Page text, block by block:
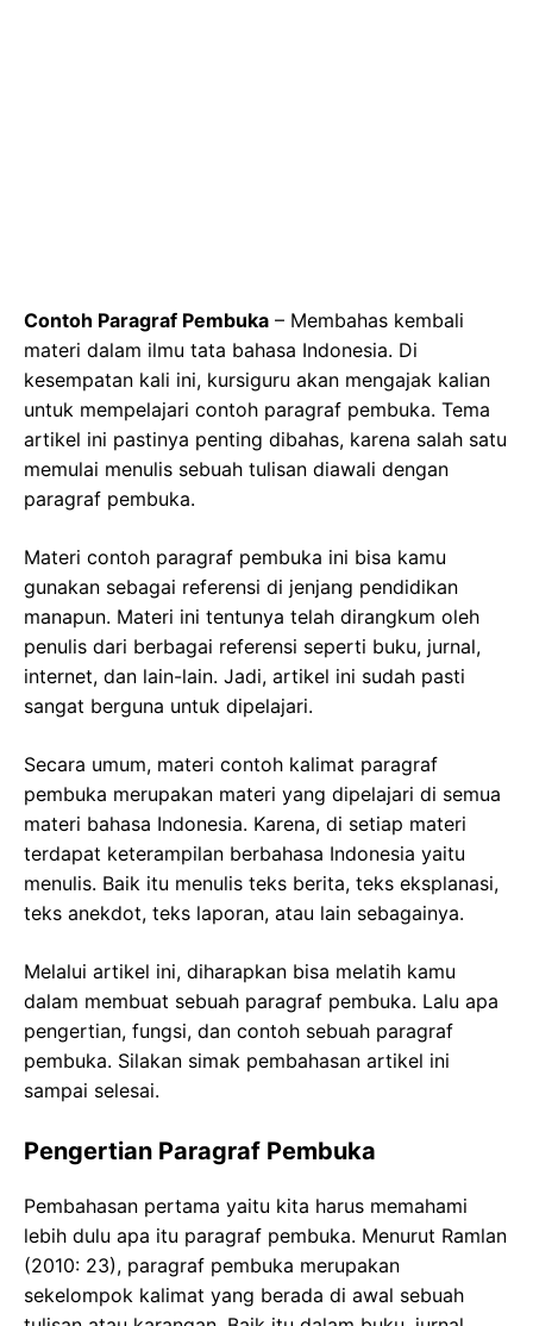
Contoh Paragraf Pembuka – Membahas kembali
materi dalam ilmu tata bahasa Indonesia. Di
kesempatan kali ini, kursiguru akan mengajak kalian
untuk mempelajari contoh paragraf pembuka. Tema
artikel ini pastinya penting dibahas, karena salah satu
memulai menulis sebuah tulisan diawali dengan
paragraf pembuka.
Materi contoh paragraf pembuka ini bisa kamu
gunakan sebagai referensi di jenjang pendidikan
manapun. Materi ini tentunya telah dirangkum oleh
penulis dari berbagai referensi seperti buku, jurnal,
internet, dan lain-lain. Jadi, artikel ini sudah pasti
sangat berguna untuk dipelajari.
Secara umum, materi contoh kalimat paragraf
pembuka merupakan materi yang dipelajari di semua
materi bahasa Indonesia. Karena, di setiap materi
terdapat keterampilan berbahasa Indonesia yaitu
menulis. Baik itu menulis teks berita, teks eksplanasi,
teks anekdot, teks laporan, atau lain sebagainya.
Melalui artikel ini, diharapkan bisa melatih kamu
dalam membuat sebuah paragraf pembuka. Lalu apa
pengertian, fungsi, dan contoh sebuah paragraf
pembuka. Silakan simak pembahasan artikel ini
sampai selesai.
Pengertian Paragraf Pembuka
Pembahasan pertama yaitu kita harus memahami
lebih dulu apa itu paragraf pembuka. Menurut Ramlan
(2010: 23), paragraf pembuka merupakan
sekelompok kalimat yang berada di awal sebuah